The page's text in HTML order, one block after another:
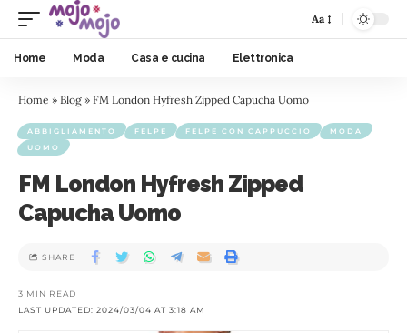
Aa
Home Moda Casa e cucina Elettronica
Home » Blog » FM London Hyfresh Zipped Capucha Uomo
ABBIGLIAMENTO FELPE FELPE CON CAPPUCCIO
MODA
UOMO
FM London Hyfresh Zipped
Capucha Uomo
LAST UPDATED: 2024/03/04 AT 3:18 AM
3 MIN READ
SHARE